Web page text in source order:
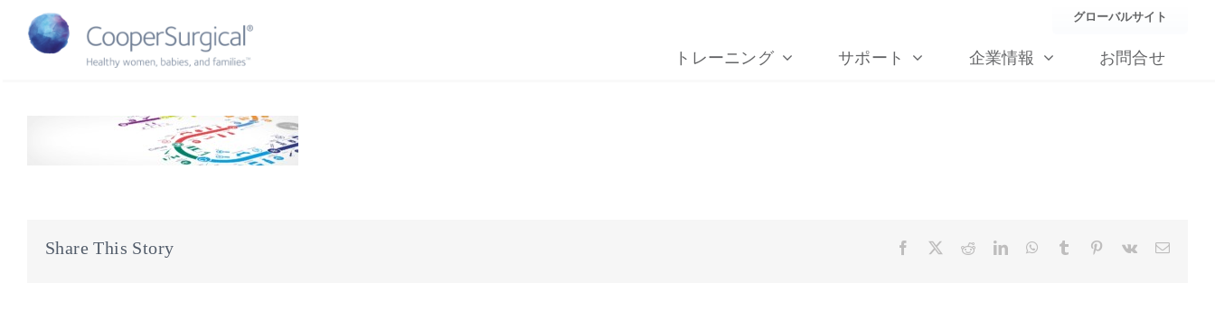
グローバルサイト
トレーニング サポート 企業情報 お問合せ
Share This Story Facebook RedditLinkedInWhatsApp
Tumblr Pinterest
Vk Email